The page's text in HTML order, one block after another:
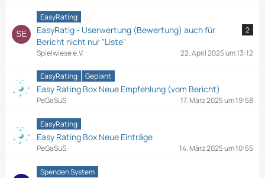
EasyRating
EasyRatig - Userwertung (Bewertung) auch für
Bericht nicht nur "Liste"
2
Spielwiese e.V. 22. April 2025 um 13:12
EasyRating Geplant
Easy Rating Box Neue Empfehlung (vom Bericht)
PeGaSuS 17. März 2025 um 19:58
EasyRating
Easy Rating Box Neue Einträge
PeGaSuS 14. März 2025 um 10:55
Spenden System